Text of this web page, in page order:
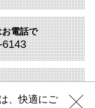
お電話で
6143
、快適にご